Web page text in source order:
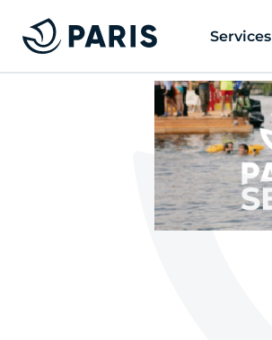
Services